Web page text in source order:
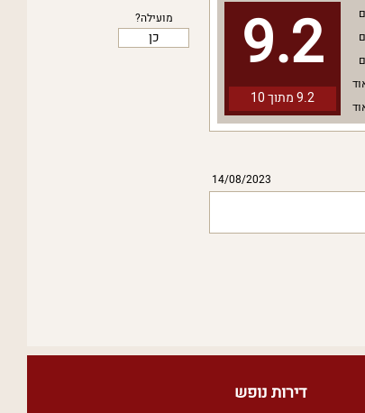
מועילה?
כן 9.2
9.2 מתוך 10
14/08/2023
דירות נופש